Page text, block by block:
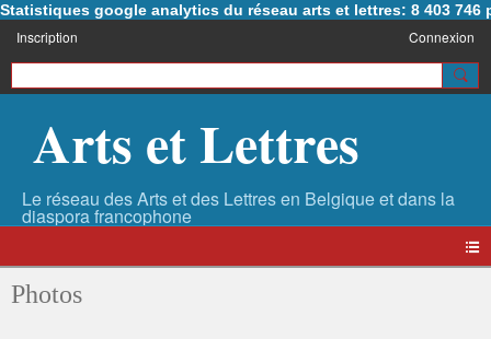
Statistiques google analytics du réseau arts et lettres: 8 403 746
Inscription Connexion
Arts et Lettres
Photos